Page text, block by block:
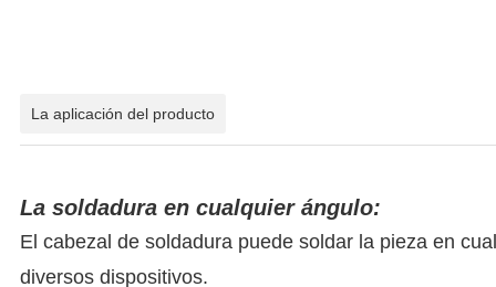
La aplicación del producto
La soldadura en cualquier ángulo:
El cabezal de soldadura puede soldar la pieza en
diversos dispositivos.